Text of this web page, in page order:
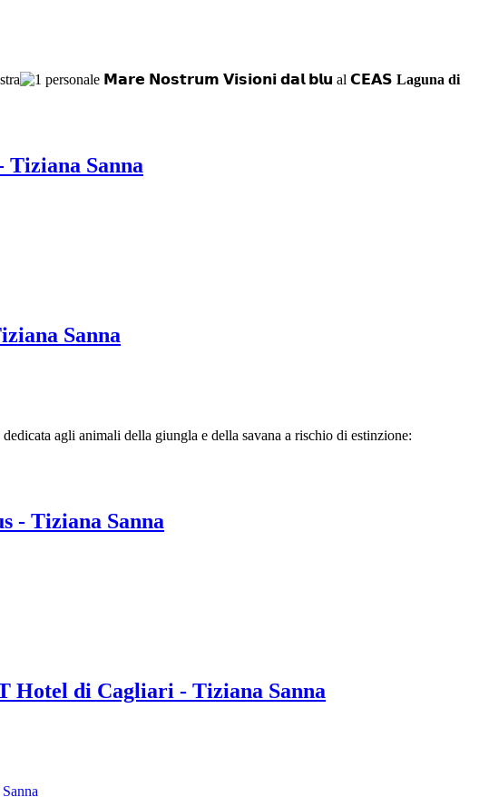
personale 𝗠𝗮𝗿𝗲 𝗡𝗼𝘀𝘁𝗿𝘂𝗺 𝗩𝗶𝘀𝗶𝗼𝗻𝗶 𝗱𝗮𝗹 𝗯𝗹𝘂 al 𝗖𝗘𝗔𝗦 Laguna di
Tiziana Sanna
Sanna
dedicata agli animali della giungla e della savana a rischio di estinzione:
- Tiziana Sanna
Hotel di Cagliari - Tiziana Sanna